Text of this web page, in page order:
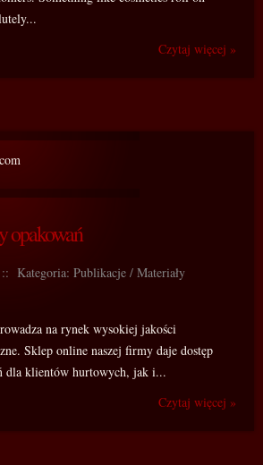
Czytaj więcej »
opakowań
:: Kategoria: Publikacje / Materiały
na rynek wysokiej jakości
Sklep online naszej firmy daje dostęp
dla klientów hurtowych, jak i...
Czytaj więcej »